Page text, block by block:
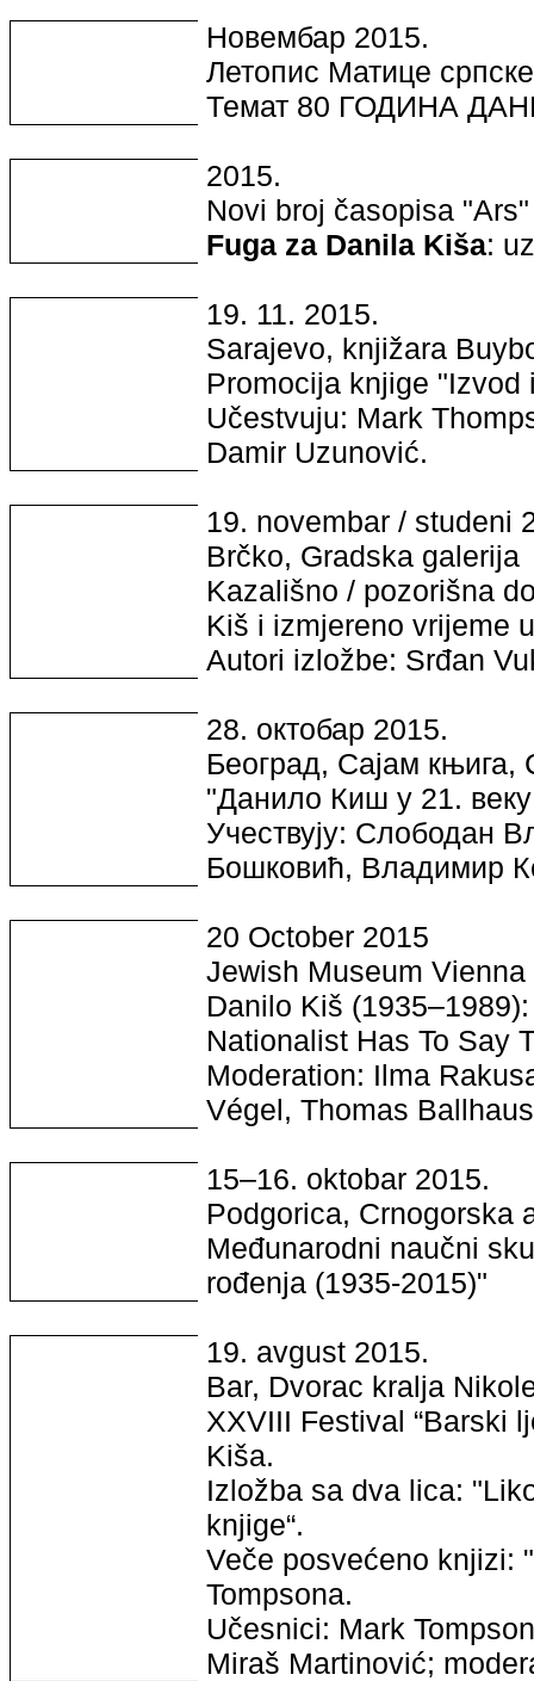
Новембар 2015.
Летопис Матице
Темат 80 ГОДИНА
2015.
Novi broj časopisa
Fuga za Danila Kiša:
19. 11. 2015.
Sarajevo, knjižara
Promocija knjige
Učestvuju: Mark
Damir Uzunović.
19. novembar / studeni
Brčko, Gradska galerija
Kazališno / pozorišna
Kiš i izmjereno vrijeme
Autori izložbe: Srđan
28. октобар 2015.
Београд, Сајам
"Данило Киш у 21. веку
Учествују: Слободан
Бошковић, Владимир
20 October 2015
Jewish Museum Vienna
Danilo Kiš
Nationalist Has To Say
Moderation: Ilma
Végel, Thomas
15–16. oktobar 2015.
Podgorica, Crnogorska
Međunarodni naučni
rođenja (1935-2015)"
19. avgust 2015.
Bar, Dvorac kralja
XXVIII Festival “Barski
Kiša.
Izložba sa dva lica:
knjige“.
Veče posvećeno knjizi:
Tompsona.
Učesnici: Mark
Miraš Martinović;